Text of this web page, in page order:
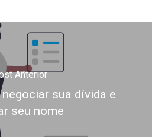
Anterior
sua dívida e
seu nome